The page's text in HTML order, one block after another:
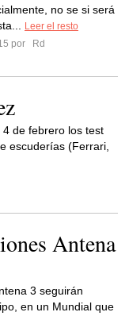
no se si será
Leer el resto
por
Rd
de febrero los test
escuderías (Ferrari,
Antena
3 seguirán
en un Mundial que